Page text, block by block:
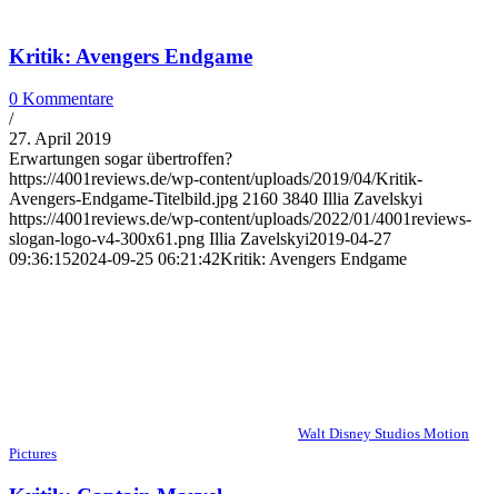
Kritik: Avengers Endgame
0 Kommentare
/
27. April 2019
Erwartungen sogar übertroffen?
https://4001reviews.de/wp-content/uploads/2019/04/Kritik-
Avengers-Endgame-Titelbild.jpg 2160 3840 Illia Zavelskyi
https://4001reviews.de/wp-content/uploads/2022/01/4001reviews-
slogan-logo-v4-300x61.png Illia Zavelskyi2019-04-27
09:36:152024-09-25 06:21:42Kritik: Avengers Endgame
Walt Disney Studios Motion
Pictures